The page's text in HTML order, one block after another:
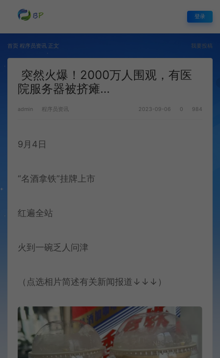
登录
首页 程序员资讯 正文 我要投稿
突然火爆！2000万人围观，有医
院服务器被挤瘫…
admin 程序员资讯 2023-09-06 0 984
9月4日
“名酒拿铁”挂牌上市
红遍全站
火到一碗乏人问津
（点选相片简述有关新闻报道↓↓↓）